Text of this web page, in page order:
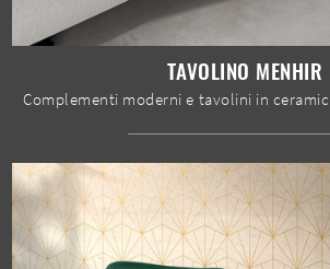
TAVOLINO MENHIR